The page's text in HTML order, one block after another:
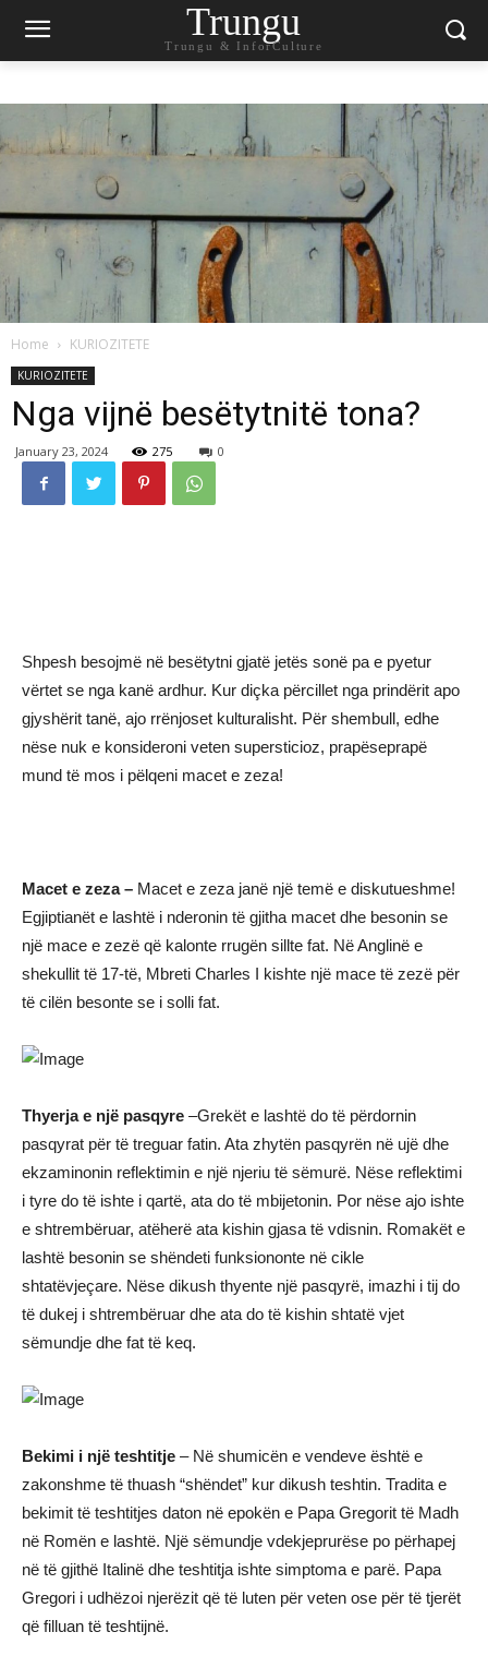
Trungu
Trungu & InforCulture
Home KURIOZITETE
KURIOZITETE
Nga vijnë besëtytnitë tona?
January 23, 2024 275 0
Shpesh besojmë në besëtytni gjatë jetës sonë pa e pyetur
vërtet se nga kanë ardhur. Kur diçka përcillet nga prindërit apo
gjyshërit tanë, ajo rrënjoset kulturalisht. Për shembull, edhe
nëse nuk e konsideroni veten supersticioz, prapëseprapë
mund të mos i pëlqeni macet e zeza!
Macet e zeza – Macet e zeza janë një temë e diskutueshme!
Egjiptianët e lashtë i nderonin të gjitha macet dhe besonin se
një mace e zezë që kalonte rrugën sillte fat. Në Anglinë e
shekullit të 17-të, Mbreti Charles I kishte një mace të zezë për
të cilën besonte se i solli fat.
Thyerja e një pasqyre –Grekët e lashtë do të përdornin
pasqyrat për të treguar fatin. Ata zhytën pasqyrën në ujë dhe
ekzaminonin reflektimin e një njeriu të sëmurë. Nëse reflektimi
i tyre do të ishte i qartë, ata do të mbijetonin. Por nëse ajo ishte
e shtrembëruar, atëherë ata kishin gjasa të vdisnin. Romakët e
lashtë besonin se shëndeti funksiononte në cikle
shtatëvjeçare. Nëse dikush thyente një pasqyrë, imazhi i tij do
të dukej i shtrembëruar dhe ata do të kishin shtatë vjet
sëmundje dhe fat të keq.
Bekimi i një teshtitje – Në shumicën e vendeve është e
zakonshme të thuash “shëndet” kur dikush teshtin. Tradita e
bekimit të teshtitjes daton në epokën e Papa Gregorit të Madh
në Romën e lashtë. Një sëmundje vdekjeprurëse po përhapej
në të gjithë Italinë dhe teshtitja ishte simptoma e parë. Papa
Gregori i udhëzoi njerëzit që të luten për veten ose për të tjerët
që filluan të teshtijnë.